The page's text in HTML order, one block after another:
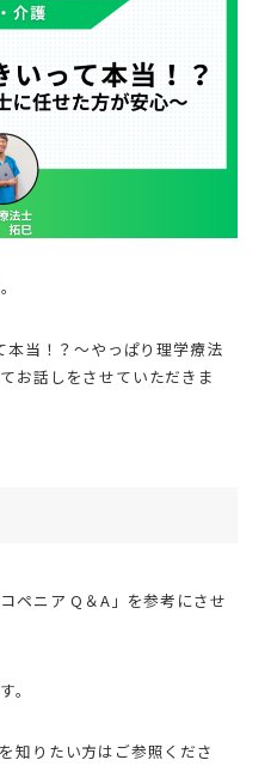
本当！？〜やっぱり理学療法
お話しをさせていただきま
ペニア Q＆A」を参考にさせ
知りたい方はご参照くださ